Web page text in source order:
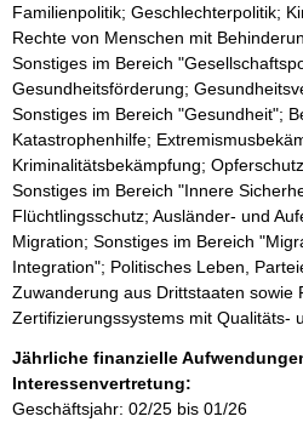
Familienpolitik; Geschlechterpolitik;
Rechte von Menschen mit
Sonstiges im Bereich
Gesundheitsförderung;
Sonstiges im Bereich "Gesundheit";
Katastrophenhilfe;
Kriminalitätsbekämpfung;
Sonstiges im Bereich "Innere
Flüchtlingsschutz; Ausländer- und
Migration; Sonstiges im Bereich
Integration"; Politisches Leben,
Zuwanderung aus Drittstaaten sowie
Zertifizierungssystems mit Qualitäts-
Jährliche finanzielle
Interessenvertretung:
Geschäftsjahr: 02/25 bis 01/26